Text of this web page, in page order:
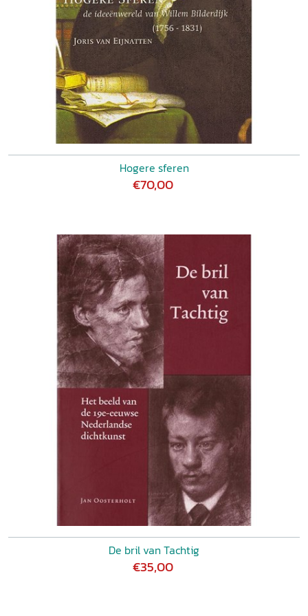
Bilderdijk’s vermaningen aan zijn zoon Lodewijk Willem
Personalia
Hogere sferen
€70,00
De bril van Tachtig
€35,00